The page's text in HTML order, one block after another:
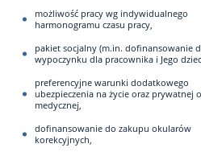
możliwość pracy wg indywidualnego
harmonogramu czasu pracy,
pakiet socjalny (m.in. dofinansowanie
wypoczynku dla pracownika i Jego
preferencyjne warunki dodatkowego
ubezpieczenia na życie oraz prywatnej
medycznej,
dofinansowanie do zakupu okularów
korekcyjnych,